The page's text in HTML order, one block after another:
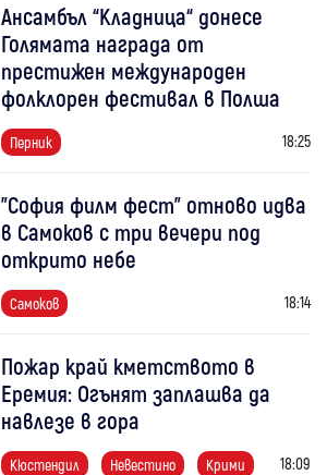
Ансамбъл “Кладница“ донесе
Голямата награда от
престижен международен
фолклорен фестивал в Полша
Перник 18:25
"София филм фест" отново идва
в Самоков с три вечери под
открито небе
Самоков 18:14
Пожар край кметството в
Еремия: Огънят заплашва да
навлезе в гора
Кюстендил Невестино Крими 18:09